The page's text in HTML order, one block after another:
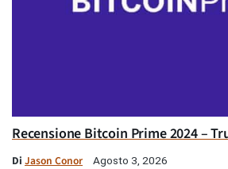
Recensione Bitcoin Prime 2024 –
Di Jason Conor Agosto 3, 2026